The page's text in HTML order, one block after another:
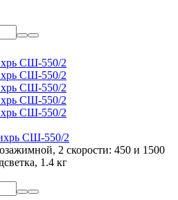
СШ-550/2
2 скорости: 450 и 1500
1.4 кг